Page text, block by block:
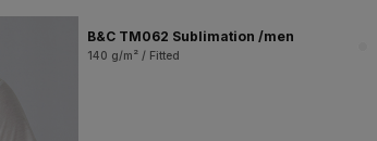
B&C TM062 Sublimation /men
140 g/m² / Fitted